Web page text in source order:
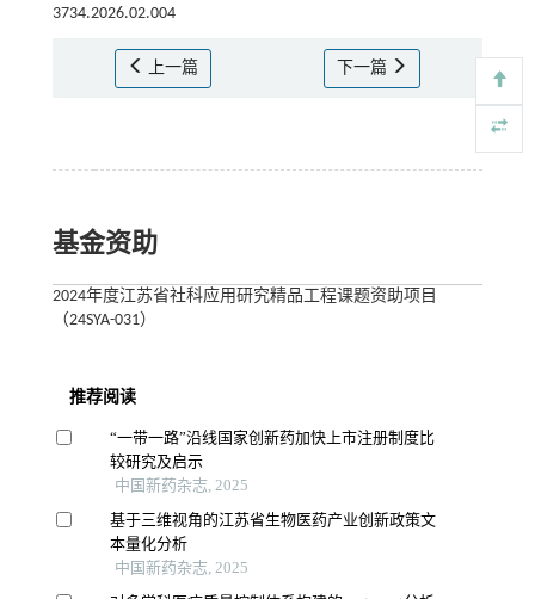
3734.2026.02.004
上一篇 下一篇
基金资助
2024年度江苏省社科应用研究精品工程课题资助项目
（24SYA-031）